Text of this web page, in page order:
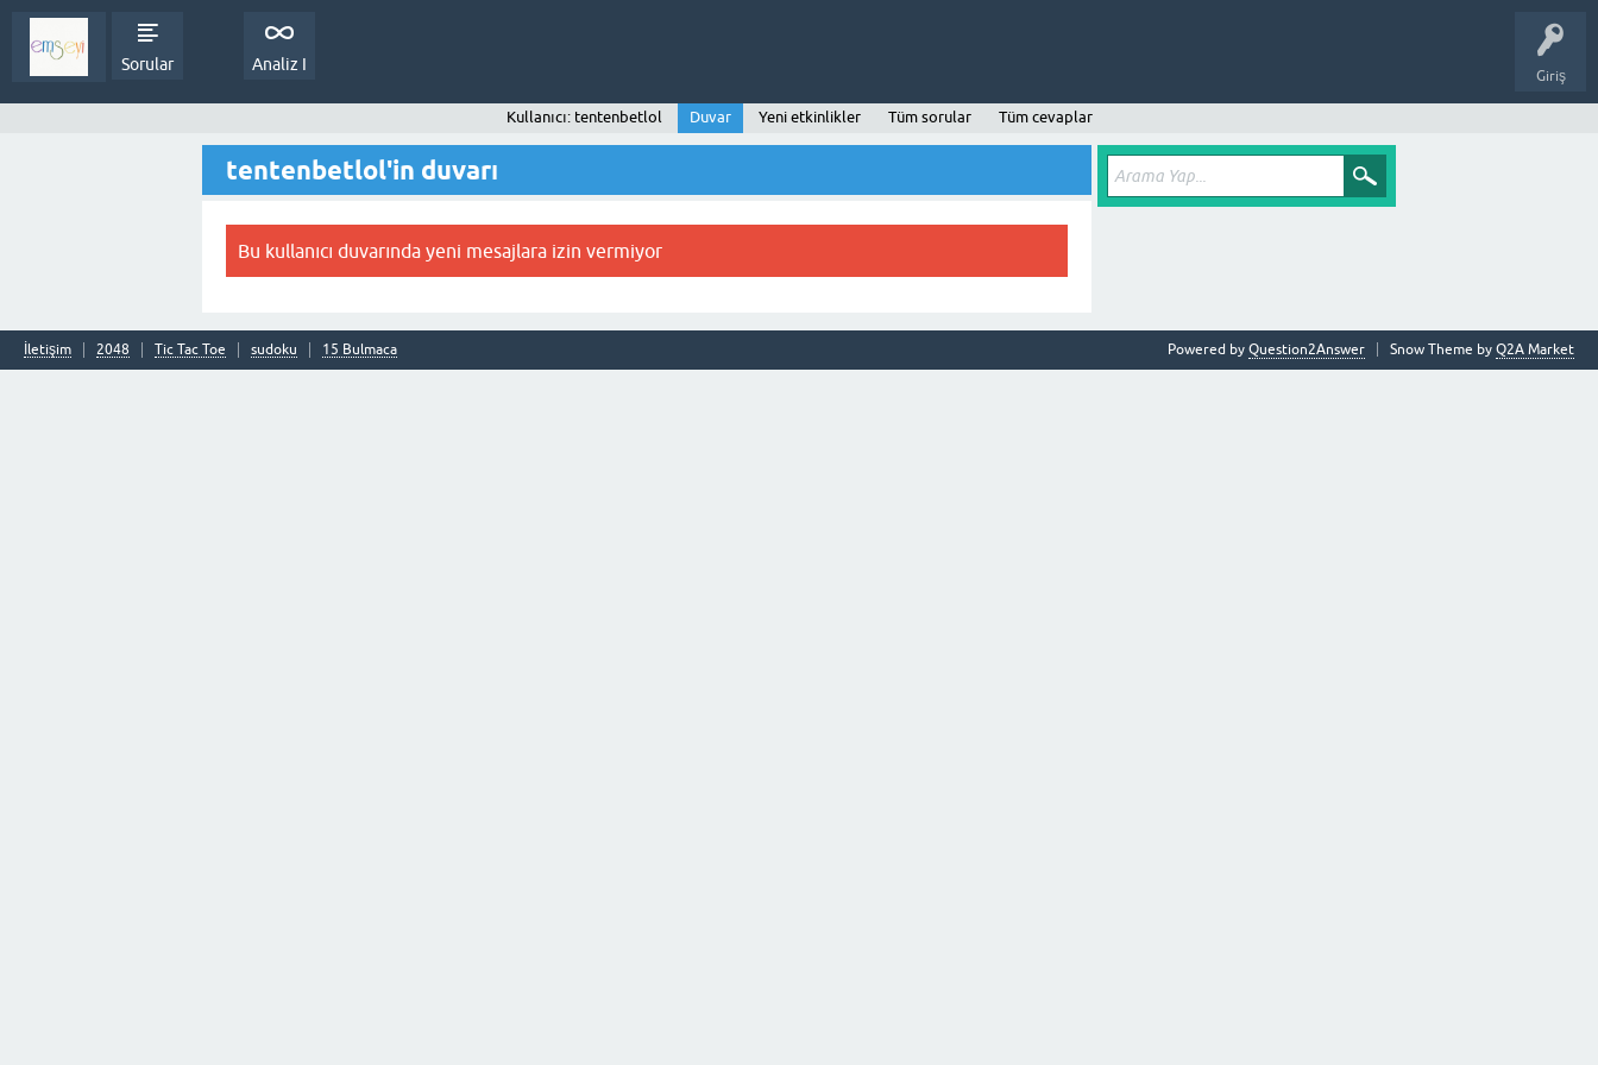
Giriş
Sorular Analiz I
Kullanıcı: tentenbetlol Duvar Yeni etkinlikler Tüm sorular Tüm cevaplar
tentenbetlol'in duvarı
Bu kullanıcı duvarında yeni mesajlara izin vermiyor
İletişim 2048 Tic Tac Toe sudoku 15 Bulmaca Snow Theme by Q2A Market
Powered by Question2Answer